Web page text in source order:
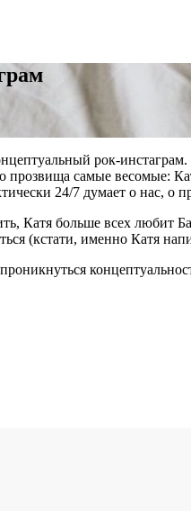
рок-
прозвища самые весомые:
24/7 думает о нас, о
Катя больше всех
(кстати, именно Катя